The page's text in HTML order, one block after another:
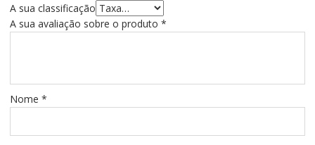
A sua classificação
A sua avaliação sobre o produto *
Nome *